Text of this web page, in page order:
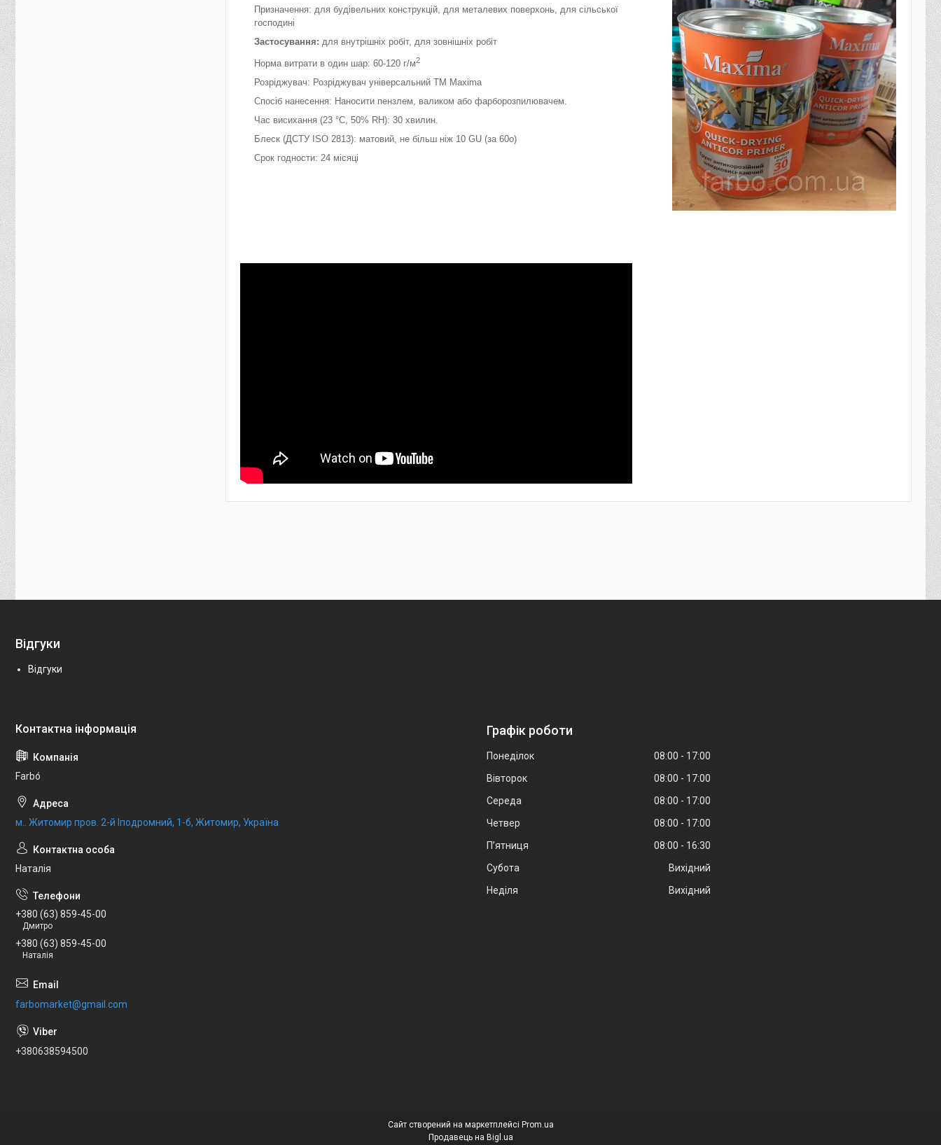
Призначення: для будівельних конструкцій, для металевих поверхонь, для сільської
господині
Застосування: для внутрішніх робіт, для зовнішніх робіт
Норма витрати в один шар: 60-120 г/м2
Розріджувач: Розріджувач універсальний ТМ Maxima
Спосіб нанесення: Наносити пензлем, валиком або фарборозпилювачем.
Час висихання (23 °C, 50% RH): 30 хвилин.
Блеск (ДСТУ ISO 2813): матовий, не більш ніж 10 GU (за 60o)
Срок годности: 24 місяці
Відгуки
Відгуки
Farbо́
м.. Житомир пров. 2-й Іподромний, 1-б, Житомир, Україна
Наталія
+380 (63) 859-45-00
Дмитро
+380 (63) 859-45-00
Наталія
farbomarket@gmail.com
+380638594500
Графік роботи
Понеділок 08:00
17:00
Вівторок
08:00
17:00
Середа
08:00
17:00
Четвер
08:00
17:00
Пʼятниця
08:00
16:30
Субота
Вихідний
Неділя
Вихідний
Сайт створений на маркетплейсі Prom.ua
Продавець на Bigl.ua